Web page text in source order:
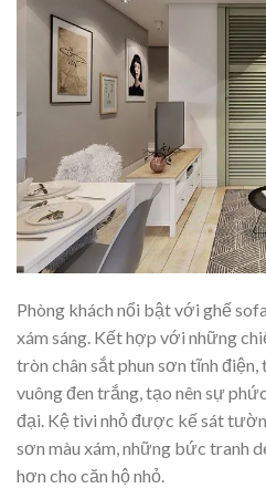
Phòng khách nổi bật với ghế
xám sáng. Kết hợp với những
tròn chân sắt phun sơn tĩnh
vuông đen trắng, tạo nên sự
đại. Kệ tivi nhỏ được kế sát
sơn màu xám, những bức tranh
hơn cho căn hộ nhỏ.